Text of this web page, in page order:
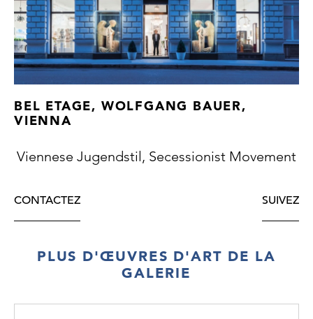
BEL ETAGE, WOLFGANG BAUER,
VIENNA
Viennese Jugendstil, Secessionist Movement
CONTACTEZ SUIVEZ
PLUS D'ŒUVRES D'ART DE LA
GALERIE